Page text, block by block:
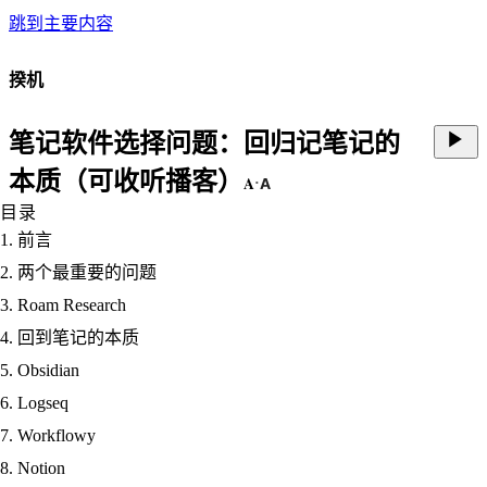
跳到主要内容
揆机
笔记软件选择问题：回归记笔记的
本质 （可收听播客） A·A
目录
前言
两个最重要的问题
Roam Research
回到笔记的本质
Obsidian
Logseq
Workflowy
Notion